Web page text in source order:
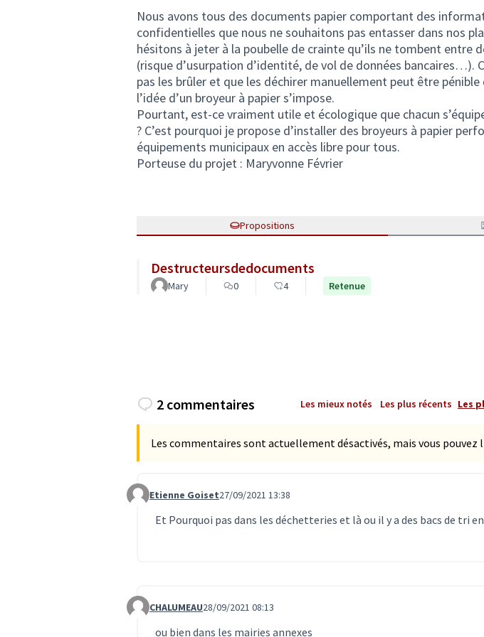
Nous avons tous des documents papier comportant des
confidentielles que nous ne souhaitons pas entasser dans nos
hésitons à jeter à la poubelle de crainte qu’ils ne tombent entre
(risque d’usurpation d’identité, de vol de données bancaires…).
pas les brûler et que les déchirer manuellement peut être pénible
l’idée d’un broyeur à papier s’impose.
Pourtant, est-ce vraiment utile et écologique que chacun
? C’est pourquoi je propose d’installer des broyeurs à papier
équipements municipaux en accès libre pour tous.
Porteuse du projet : Maryvonne Février
Propositions
Destructeursdedocuments
Mary 0 4 Retenue
2 commentaires Les mieux notés Les plus récents Les
Les commentaires sont actuellement désactivés, mais vous pouvez
Commentaire 3386
Etienne Goiset27/09/2021 13:38
Et Pourquoi pas dans les déchetteries et là ou il y a des bacs de tri
Commentaire 3398
CHALUMEAU28/09/2021 08:13
ou bien dans les mairies annexes